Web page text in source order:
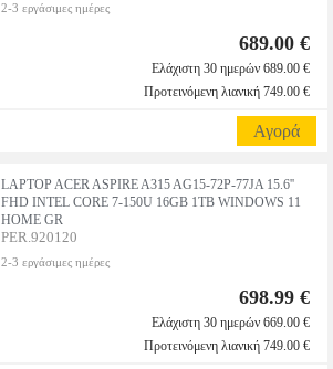
2-3 εργάσιμες ημέρες
689.00 €
Ελάχιστη 30 ημερών 689.00 €
Προτεινόμενη λιανική 749.00 €
Αγορά
LAPTOP ACER ASPIRE A315 AG15-72P-77JA 15.6''
FHD INTEL CORE 7-150U 16GB 1TB WINDOWS 11
HOME GR
PER.920120
2-3 εργάσιμες ημέρες
698.99 €
Ελάχιστη 30 ημερών 669.00 €
Προτεινόμενη λιανική 749.00 €